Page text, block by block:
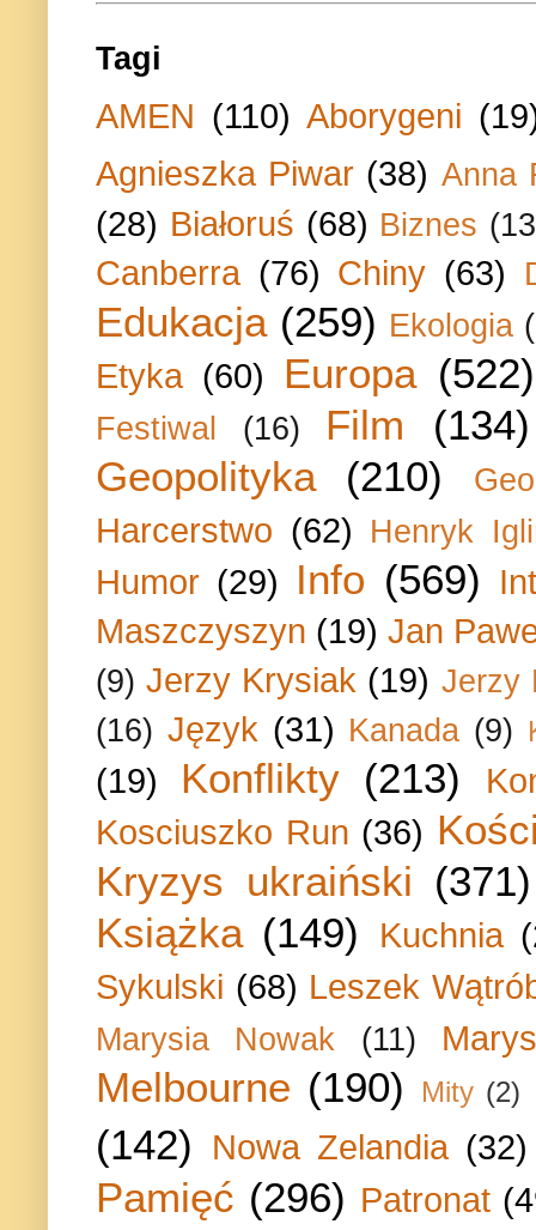
Tagi
AMEN (110) Aborygeni
Agnieszka Piwar (38) Anna
(28) Białoruś (68) Biznes
Canberra (76) Chiny (63)
Edukacja (259) Ekologia
Etyka (60) Europa (522)
Festiwal (16) Film
(134)
Geopolityka
(210)
Harcerstwo (62) Henryk
Humor (29) Info (569)
Maszczyszyn (19) Jan
(9) Jerzy Krysiak (19) Jerzy
(16) Język (31) Kanada (9)
(19) Konflikty (213)
Kosciuszko Run (36)
Kryzys ukraiński (371)
Książka (149) Kuchnia
Sykulski (68) Leszek
Marysia Nowak (11)
Melbourne (190) Mity (2)
(142) Nowa Zelandia (32)
Pamięć (296) Patronat